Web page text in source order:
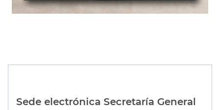
Sede electrónica Secretaría General